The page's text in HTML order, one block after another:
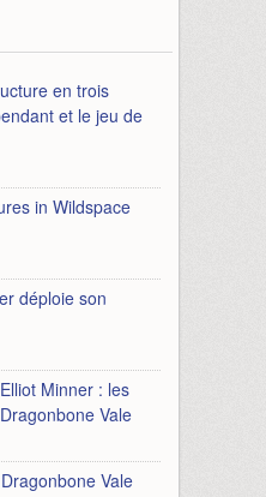
en trois
et le jeu de
in Wildspace
déploie son
Minner : les
Vale
Vale